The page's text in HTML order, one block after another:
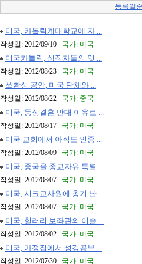
등록일순
미국, 카톨릭계대학교에 자 ...
작성일: 2012/09/10 국가: 미국
미국카톨릭, 성직자들의 잇 ...
작성일: 2012/08/23 국가: 미국
쓰촨성 공안, 미국 단체와 ...
작성일: 2012/08/22 국가: 중국
미국, 동성결혼 반대 이유로 ...
작성일: 2012/08/17 국가: 미국
미국 교회에서 아직도 인종 ...
작성일: 2012/08/09 국가: 미국
미국, 중국을 종교자유 특별 ...
작성일: 2012/08/07 국가: 미국
미국, 시크교사원에 총기 난 ...
작성일: 2012/08/07 국가: 미국
미국, 힐러리 보좌관의 이슬 ...
작성일: 2012/08/02 국가: 미국
미국, 가정집에서 성경공부 ...
작성일: 2012/07/30 국가: 미국